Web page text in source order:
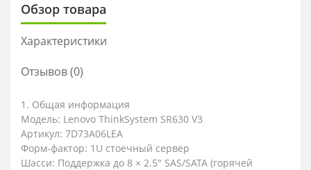
Обзор товара
Характеристики
Отзывов (0)
1. Общая информация
Модель: Lenovo ThinkSystem SR630 V3
Артикул: 7D73A06LEA
Форм-фактор: 1U стоечный сервер
Шасси: Поддержка до 8 × 2.5" SAS/SATA (горячей